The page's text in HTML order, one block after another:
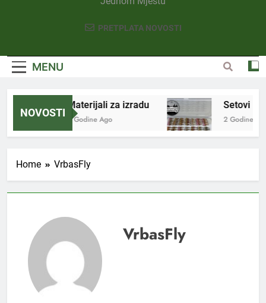
PRETPLATA NOVOSTI
MENU
NOVOSTI
Materijali za izradu
2 Godine Ago
Setovi
2 Godine Ago
Home VrbasFly
VrbasFly